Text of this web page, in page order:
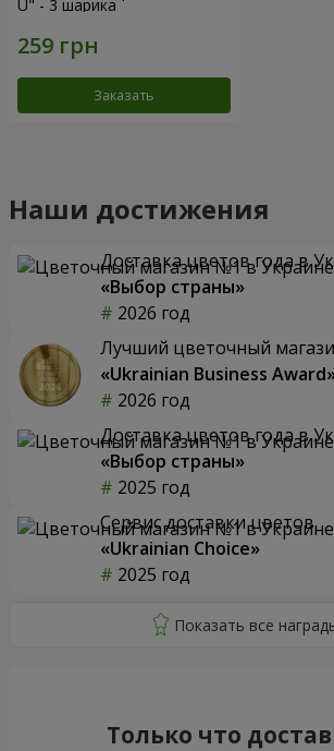
U" - 3 шарика
Заказать
Наши достижения
Доставка цветов года в
«Выбор страны»
2026 год
Лучший цветочный
«Ukrainian Business
2026 год
Доставка цветов года в
«Выбор страны»
2025 год
Сервис доставки цветов
«Ukrainian Choice»
2025 год
Только что